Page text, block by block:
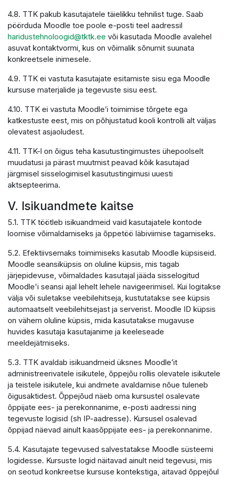
4.8. TTK pakub kasutajatele täielikku tehnilist tuge. Saab
pöörduda Moodle toe poole e-posti teel aadressil
haridustehnoloogid@tktk.ee või kasutada Moodle avalehel
asuvat kontaktvormi, kus on võimalik sõnumit suunata
konkreetsele inimesele.
4.9. TTK ei vastuta kasutajate esitamiste sisu ega Moodle
kursuse materjalide ja tegevuste sisu eest.
4.10. TTK ei vastuta Moodle’i toimimise tõrgete ega
katkestuste eest, mis on põhjustatud kooli kontrolli alt väljas
olevatest asjaoludest.
4.11. TTK-l on õigus teha kasutustingimustes ühepoolselt
muudatusi ja pärast muutmist peavad kõik kasutajad
järgmisel sisselogimisel kasutustingimusi uuesti
aktsepteerima.
V. Isikuandmete kaitse
5.1. TTK töötleb isikuandmeid vaid kasutajatele kontode
loomise võimaldamiseks ja õppetöö läbiviimise tagamiseks.
5.2. Efektiivsemaks toimimiseks kasutab Moodle küpsiseid.
Moodle seansiküpsis on oluline küpsis, mis tagab
järjepidevuse, võimaldades kasutajal jääda sisselogitud
Moodle'i seansi ajal lehelt lehele navigeerimisel. Kui logitakse
välja või suletakse veebilehitseja, kustutatakse see küpsis
automaatselt veebilehitsejast ja serverist. Moodle ID küpsis
on vähem oluline küpsis, mida kasutatakse mugavuse
huvides kasutaja kasutajanime ja keeleseade
meeldejätmiseks.
5.3. TTK avaldab isikuandmeid üksnes Moodle’it
administreerivatele isikutele, õppejõu rollis olevatele isikutele
ja teistele isikutele, kui andmete avaldamise nõue tuleneb
õigusaktidest. Õppejõud näeb oma kursustel osalevate
õppijate ees- ja perekonnanime, e-posti aadressi ning
tegevuste logisid (sh IP-aadresse). Kursusel osalevad
õppijad näevad ainult kaasõppijate ees- ja perekonnanime.
5.4. Kasutajate tegevused salvestatakse Moodle süsteemi
logidesse. Kursuste logid näitavad ainult neid tegevusi, mis
on seotud konkreetse kursuse kontekstiga, aitavad õppejõul